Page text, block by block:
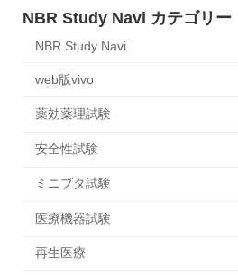
NBR Study Navi カテゴリー
NBR Study Navi
web版vivo
薬効薬理試験
安全性試験
ミニブタ試験
医療機器試験
再生医療